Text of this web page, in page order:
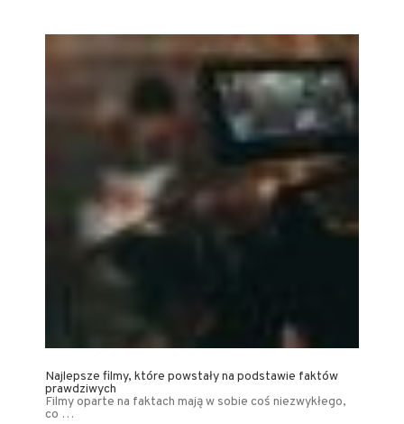
Najlepsze filmy, które powstały na podstawie faktów
prawdziwych
Filmy oparte na faktach mają w sobie coś niezwykłego,
co …